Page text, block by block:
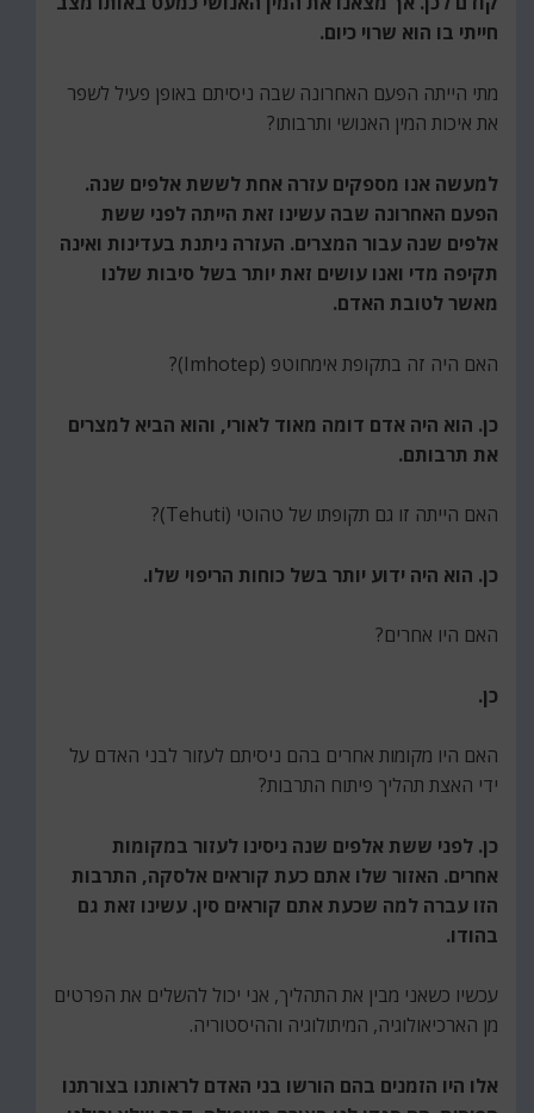
חייתי בו הוא שרוי כיום.
מתי הייתה הפעם האחרונה שבה ניסיתם באופן פעיל לשפר
את איכות המין האנושי ותרבותו?
למעשה אנו מספקים עזרה אחת לששת אלפים שנה.
הפעם האחרונה שבה עשינו זאת הייתה לפני ששת
אלפים שנה עבור המצרים. העזרה ניתנת בעדינות ואינה
תקיפה מדי ואנו עושים זאת יותר בשל סיבות שלנו
מאשר לטובת האדם.
האם היה זה בתקופת אימחוטפ (Imhotep)?
כן. הוא היה אדם דומה מאוד לאורי, והוא הביא למצרים
את תרבותם.
האם הייתה זו גם תקופתו של טהוטי (Tehuti)?
כן. הוא היה ידוע יותר בשל כוחות הריפוי שלו.
האם היו אחרים?
כן.
האם היו מקומות אחרים בהם ניסיתם לעזור לבני האדם על
ידי האצת תהליך פיתוח התרבות?
כן. לפני ששת אלפים שנה ניסינו לעזור במקומות
אחרים. האזור שלו אתם כעת קוראים אלסקה, התרבות
הזו עברה למה שכעת אתם קוראים סין. עשינו זאת גם
בהודו.
עכשיו כשאני מבין את התהליך, אני יכול להשלים את הפרטים
מן הארכיאולוגיה, המיתולוגיה וההיסטוריה.
אלו היו הזמנים בהם הורשו בני האדם לראותנו בצורתנו